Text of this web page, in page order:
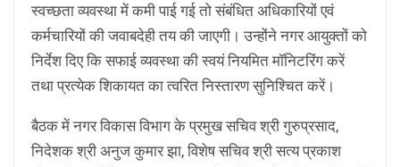
स्वच्छता व्यवस्था में कमी पाई गई तो संबंधित अधिकारियों एवं
कर्मचारियों की जवाबदेही तय की जाएगी। उन्होंने नगर आयुक्तों को
निर्देश दिए कि सफाई व्यवस्था की स्वयं नियमित मॉनिटरिंग करें
तथा प्रत्येक शिकायत का त्वरित निस्तारण सुनिश्चित करें।
बैठक में नगर विकास विभाग के प्रमुख सचिव श्री गुरुप्रसाद,
निदेशक श्री अनुज कुमार झा, विशेष सचिव श्री सत्य प्रकाश